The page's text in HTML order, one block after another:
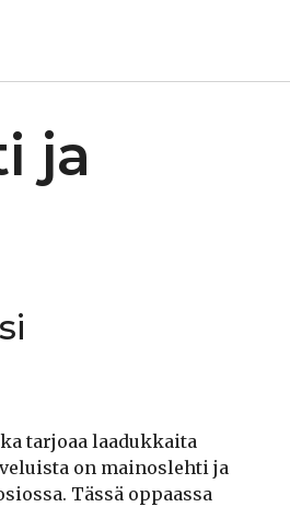
ja
tarjoaa laadukkaita
on mainoslehti ja
Tässä oppaassa